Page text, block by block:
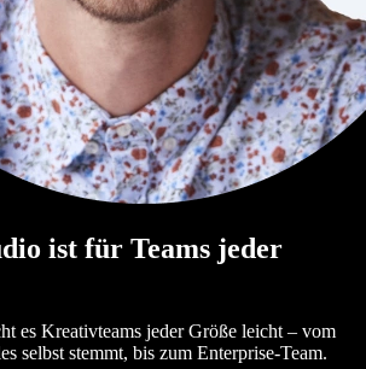
ist für Teams jeder
es Kreativteams jeder Größe leicht – vom
selbst stemmt, bis zum Enterprise-Team.